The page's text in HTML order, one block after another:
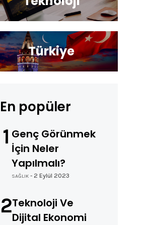
Türkiye
En popüler
1 Genç Görünmek
İçin Neler
Yapılmalı?
SAĞLIK - 2 Eylül 2023
2Teknoloji Ve
Dijital Ekonomi